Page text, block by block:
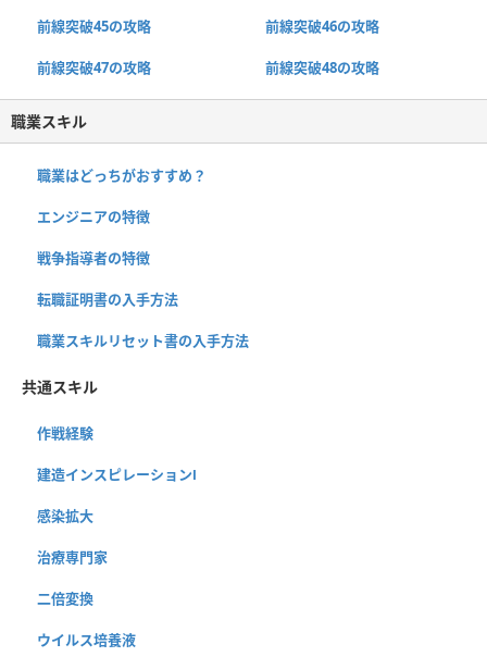
前線突破45の攻略 前線突破46の攻略
前線突破47の攻略 前線突破48の攻略
職業スキル
職業はどっちがおすすめ？
エンジニアの特徴
戦争指導者の特徴
転職証明書の入手方法
職業スキルリセット書の入手方法
共通スキル
作戦経験
建造インスピレーションⅠ
感染拡大
治療専門家
二倍変換
ウイルス培養液